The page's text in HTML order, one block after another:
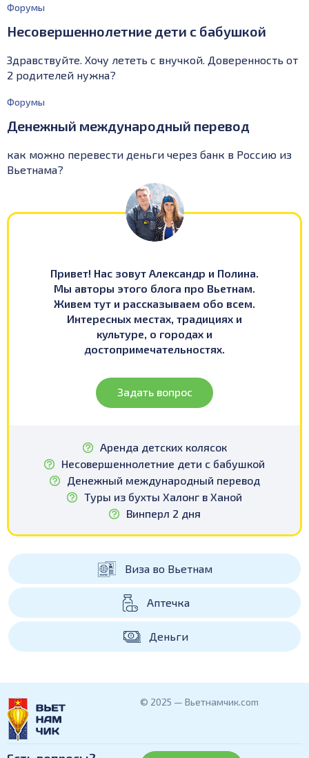
Форумы
Несовершеннолетние дети с бабушкой
Здравствуйте. Хочу лететь с внучкой. Доверенность от
2 родителей нужна?
Форумы
Денежный международный перевод
как можно перевести деньги через банк в Россию из
Вьетнама?
Привет! Нас зовут Александр и Полина.
Мы авторы этого блога про Вьетнам.
Живем тут и рассказываем обо всем.
Интересных местах, традициях и
культуре, о городах и
достопримечательностях.
Задать вопрос
Аренда детских колясок
Несовершеннолетние дети с бабушкой
Денежный международный перевод
Туры из бухты Халонг в Ханой
Винперл 2 дня
Виза во Вьетнам
Аптечка
Деньги
© 2025 — Вьетнамчик.com